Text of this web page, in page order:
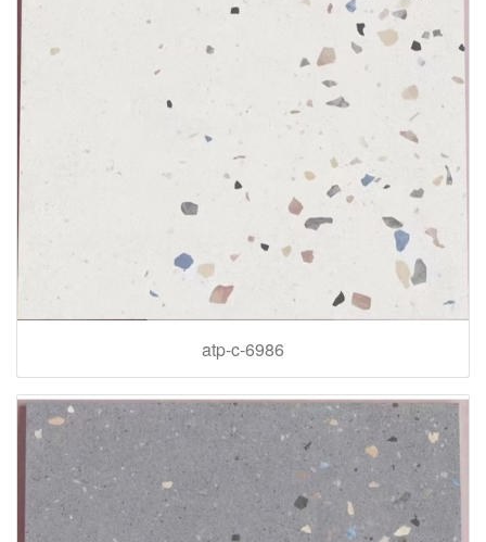
atp-c-6986